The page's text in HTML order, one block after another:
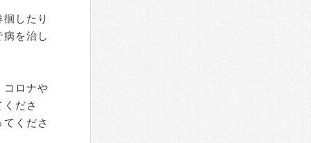
したり
を治し
コロナや
ださ
くださ